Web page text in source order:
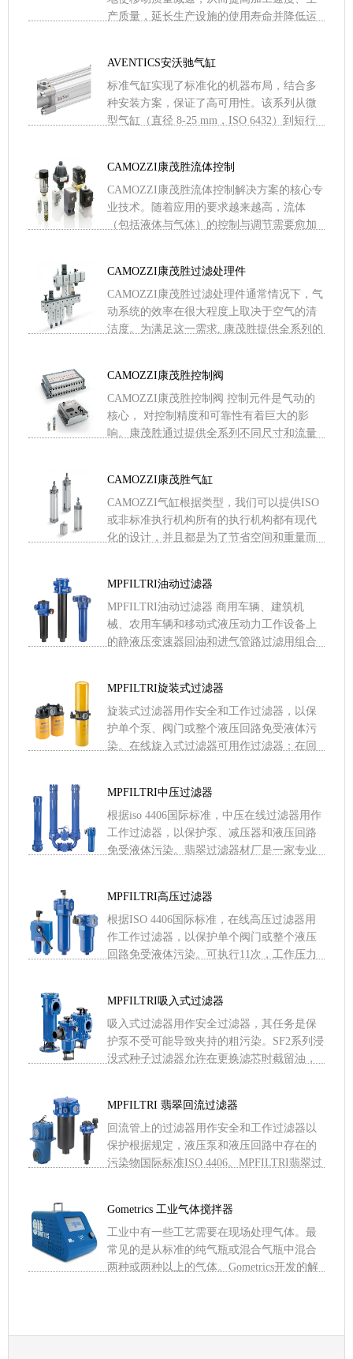
产质量，延长生产设施的使用寿命并降低运
AVENTICS安沃驰气缸
标准气缸实现了标准化的机器布局，结合多
种安装方案，保证了高可用性。该系列从微
型气缸（直径 8-25 mm，ISO 6432）到短行
CAMOZZI康茂胜流体控制
CAMOZZI康茂胜流体控制解决方案的核心专
业技术。随着应用的要求越来越高，流体
（包括液体与气体）的控制与调节需要愈加
CAMOZZI康茂胜过滤处理件
CAMOZZI康茂胜过滤处理件通常情况下，气
动系统的效率在很大程度上取决于空气的清
洁度。为满足这一需求, 康茂胜提供全系列的
CAMOZZI康茂胜控制阀
CAMOZZI康茂胜控制阀 控制元件是气动的
核心， 对控制精度和可靠性有着巨大的影
响。康茂胜通过提供全系列不同尺寸和流量
CAMOZZI康茂胜气缸
CAMOZZI气缸根据类型，我们可以提供ISO
或非标准执行机构所有的执行机构都有现代
化的设计，并且都是为了节省空间和重量而
MPFILTRI油动过滤器
MPFILTRI油动过滤器 商用车辆、建筑机
械、农用车辆和移动式液压动力工作设备上
的静液压变速器回油和进气管路过滤用组合
MPFILTRI旋装式过滤器
旋装式过滤器用作安全和工作过滤器，以保
护单个泵、阀门或整个液压回路免受液体污
染。在线旋入式过滤器可用作过滤器：在回
MPFILTRI中压过滤器
根据iso 4406国际标准，中压在线过滤器用作
工作过滤器，以保护泵、减压器和液压回路
免受液体污染。翡翠过滤器材厂是一家专业
MPFILTRI高压过滤器
根据ISO 4406国际标准，在线高压过滤器用
作工作过滤器，以保护单个阀门或整个液压
回路免受液体污染。可执行11次，工作压力
MPFILTRI吸入式过滤器
吸入式过滤器用作安全过滤器，其任务是保
护泵不受可能导致夹持的粗污染。SF2系列浸
没式种子过滤器允许在更换滤芯时截留油，
MPFILTRI 翡翠回流过滤器
回流管上的过滤器用作安全和工作过滤器以
保护根据规定，液压泵和液压回路中存在的
污染物国际标准ISO 4406。MPFILTRI翡翠过
Gometrics 工业气体搅拌器
工业中有一些工艺需要在现场处理气体。最
常见的是从标准的纯气瓶或混合气瓶中混合
两种或两种以上的气体。Gometrics开发的解